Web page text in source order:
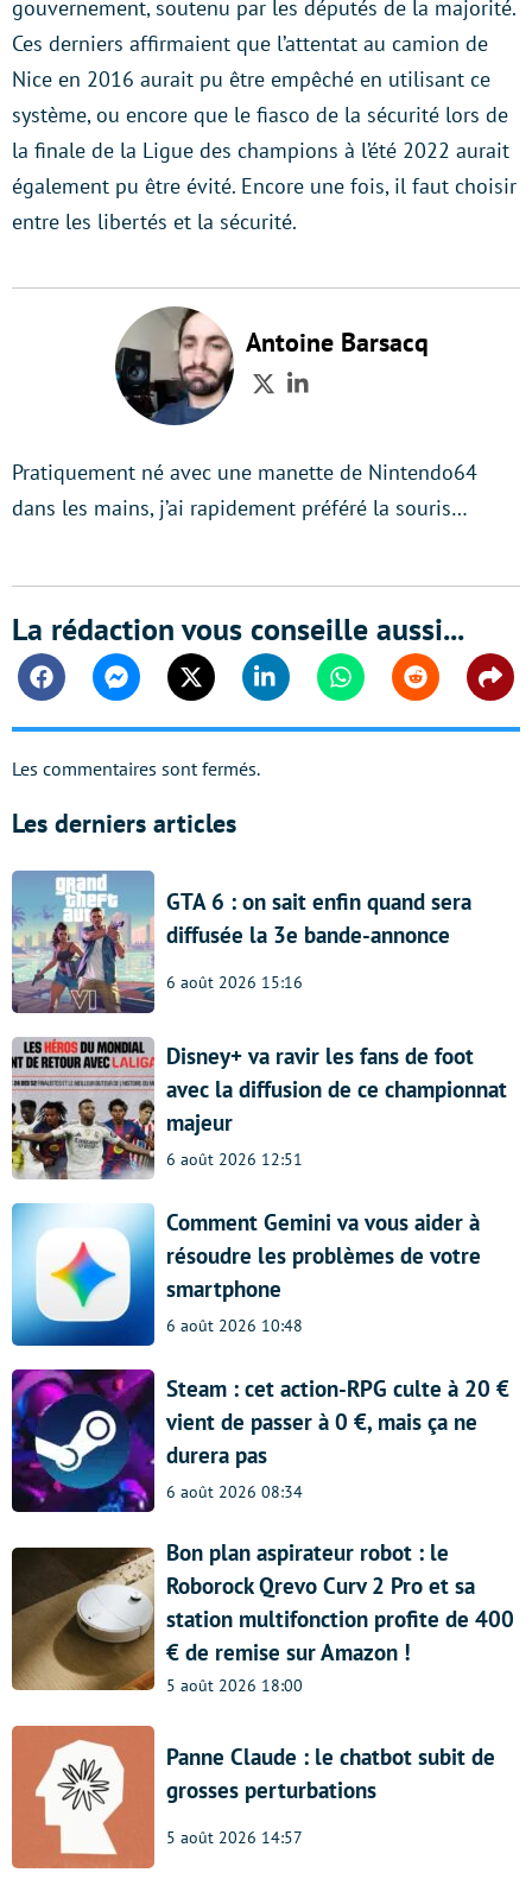
gouvernement, soutenu par les députés de la majorité.
Ces derniers affirmaient que l’attentat au camion de
Nice en 2016 aurait pu être empêché en utilisant ce
système, ou encore que le fiasco de la sécurité lors de
la finale de la Ligue des champions à l’été 2022 aurait
également pu être évité. Encore une fois, il faut choisir
entre les libertés et la sécurité.
Antoine Barsacq
TwitterLinkedIn
Pratiquement né avec une manette de Nintendo64
dans les mains, j’ai rapidement préféré la souris…
La rédaction vous conseille aussi...
FacebookMessengerTwitter Linkedin WhatsappReddit
Les commentaires sont fermés.
Les derniers articles
GTA 6 : on sait enfin quand sera
diffusée la 3e bande-annonce
6 août 2026 15:16
Disney+ va ravir les fans de foot
avec la diffusion de ce championnat
majeur
6 août 2026 12:51
Comment Gemini va vous aider à
résoudre les problèmes de votre
smartphone
6 août 2026 10:48
Steam : cet action-RPG culte à 20 €
vient de passer à 0 €, mais ça ne
durera pas
6 août 2026 08:34
Bon plan aspirateur robot : le
Roborock Qrevo Curv 2 Pro et sa
station multifonction profite de 400
€ de remise sur Amazon !
5 août 2026 18:00
Panne Claude : le chatbot subit de
grosses perturbations
5 août 2026 14:57